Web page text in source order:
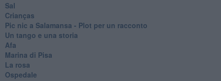
Sal
Crianças
Pic nic a Salamansa - Plot per un racconto
Un tango e una storia
Afa
Marina di Pisa
La rosa
Ospedale